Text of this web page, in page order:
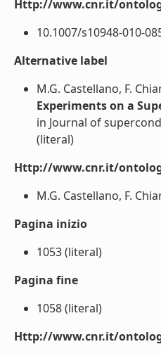
Http://www.cnr.it/
10.1007/s10948-010-
Alternative label
M.G. Castellano, F.
Experiments on a
in Journal of
(literal)
Http://www.cnr.it/
M.G. Castellano, F.
Pagina inizio
1053 (literal)
Pagina fine
1058 (literal)
Http://www.cnr.it/